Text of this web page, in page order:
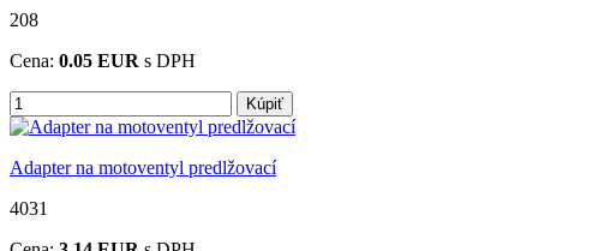
208
Cena: 0.05 EUR s DPH
Kúpiť
Adapter na motoventyl predlžovací
4031